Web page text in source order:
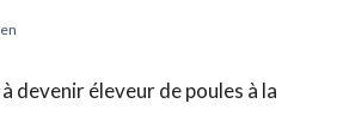
devenir éleveur de poules à la